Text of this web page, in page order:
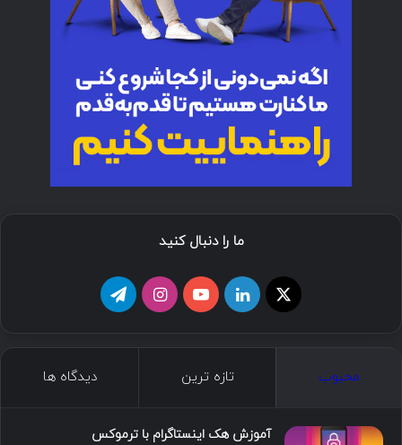
ما را دنبال کنید
محبوب تازه ترین دیدگاه ها
آموزش هک اینستاگرام با ترموکس